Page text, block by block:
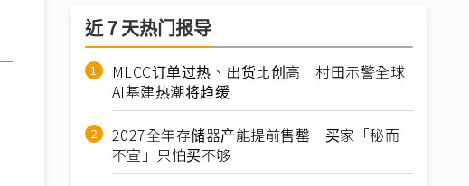
近７天热门报导
MLCC订单过热、出货比创高 村田示警全球
AI基建热潮将趋缓
2027全年存储器产能提前售罄 买家「秘而
不宣」只怕买不够